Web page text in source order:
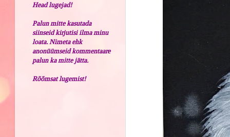
Head lugejad!
Palun mitte kasutada
siinseid kirjutisi ilma minu
loata. Nimeta ehk
anonüümseid kommentaare
palun ka mitte jätta.
Rõõmsat lugemist!